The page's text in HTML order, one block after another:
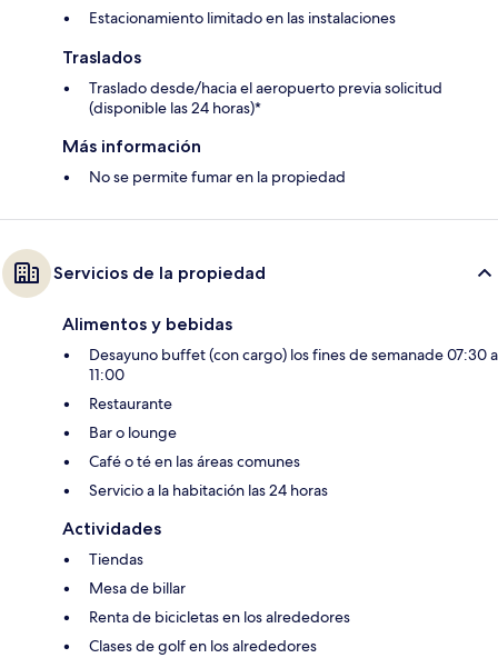
Estacionamiento limitado en las instalaciones
Traslados
Traslado desde/hacia el aeropuerto previa solicitud
(disponible las 24 horas)*
Más información
No se permite fumar en la propiedad
Servicios de la propiedad
Alimentos y bebidas
Desayuno buffet (con cargo) los fines de semanade 07:30 a
11:00
Restaurante
Bar o lounge
Café o té en las áreas comunes
Servicio a la habitación las 24 horas
Actividades
Tiendas
Mesa de billar
Renta de bicicletas en los alrededores
Clases de golf en los alrededores